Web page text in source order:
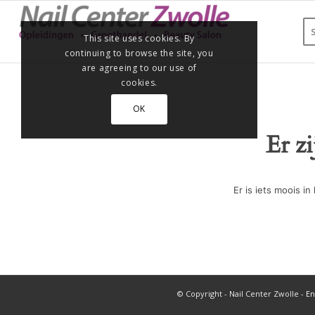
Er
Er is iets moois
© Copyright - Nail Center Zwolle -
This site uses cookies. By
continuing to browse the site, you
are agreeing to our use of
cookies.
OK